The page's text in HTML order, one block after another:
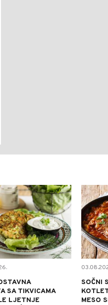
0
SA TIKVICAMA
LJETNJE
SOČNI
MESO